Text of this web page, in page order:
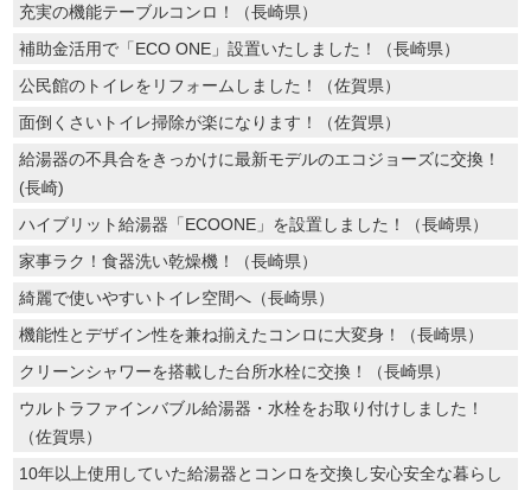
充実の機能テーブルコンロ！（長崎県）
補助金活用で「ECO ONE」設置いたしました！（長崎県）
公民館のトイレをリフォームしました！（佐賀県）
面倒くさいトイレ掃除が楽になります！（佐賀県）
給湯器の不具合をきっかけに最新モデルのエコジョーズに交換！
(長崎)
ハイブリット給湯器「ECOONE」を設置しました！（長崎県）
家事ラク！食器洗い乾燥機！（長崎県）
綺麗で使いやすいトイレ空間へ（長崎県）
機能性とデザイン性を兼ね揃えたコンロに大変身！（長崎県）
クリーンシャワーを搭載した台所水栓に交換！（長崎県）
ウルトラファインバブル給湯器・水栓をお取り付けしました！
（佐賀県）
10年以上使用していた給湯器とコンロを交換し安心安全な暮らし